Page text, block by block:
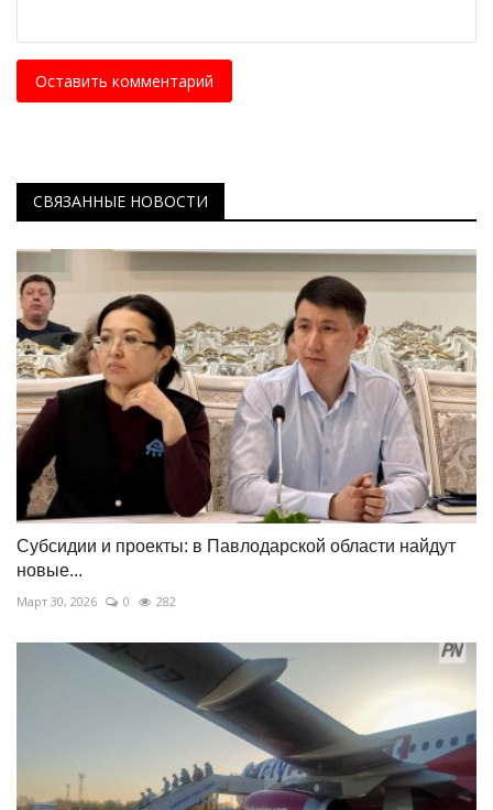
Оставить комментарий
СВЯЗАННЫЕ НОВОСТИ
Субсидии и проекты: в Павлодарской области найдут
новые...
Март 30, 2026 0 282